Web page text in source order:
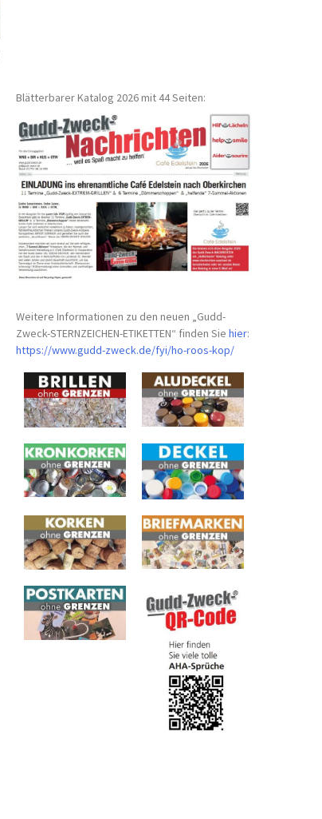
Blätterbarer Katalog 2026 mit 44 Seiten:
Weitere Informationen zu den neuen „Gudd-
Zweck-STERNZEICHEN-ETIKETTEN“ finden Siehier:
https://www.gudd-zweck.de/fyi/ho-roos-kop/